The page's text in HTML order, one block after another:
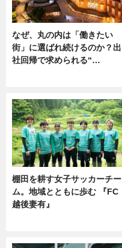
なぜ、丸の内は「働きたい
街」に選ばれ続けるのか？出
社回帰で求められる“…
棚田を耕す女子サッカーチー
ム。地域とともに歩む 『FC
越後妻有』